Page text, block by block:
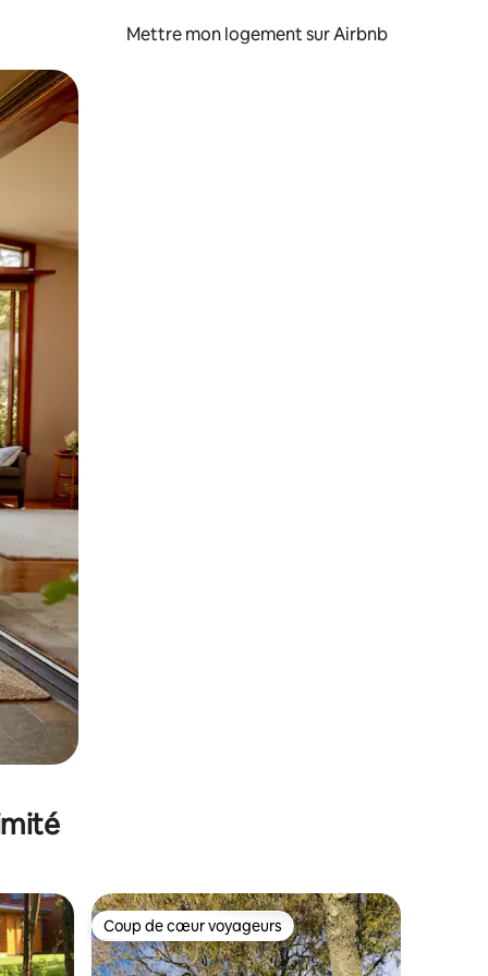
Mettre mon logement sur Airbnb
glisser.
Coup de cœur voyageurs
Coup de cœur voyageurs